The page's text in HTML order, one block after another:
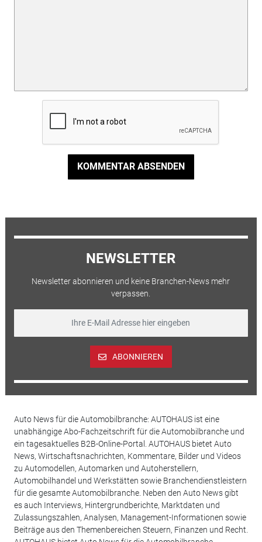
KOMMENTAR ABSENDEN
NEWSLETTER
Newsletter abonnieren und keine Branchen-News mehr
verpassen.
ABONNIEREN
Auto News für die Automobilbranche: AUTOHAUS ist eine
unabhängige Abo-Fachzeitschrift für die Automobilbranche und
ein tagesaktuelles B2B-Online-Portal. AUTOHAUS bietet Auto
News, Wirtschaftsnachrichten, Kommentare, Bilder und Videos
zu Automodellen, Automarken und Autoherstellern,
Automobilhandel und Werkstätten sowie Branchendienstleistern
für die gesamte Automobilbranche. Neben den Auto News gibt
es auch Interviews, Hintergrundberichte, Marktdaten und
Zulassungszahlen, Analysen, Management-Informationen sowie
Beiträge aus den Themenbereichen Steuern, Finanzen und Recht.